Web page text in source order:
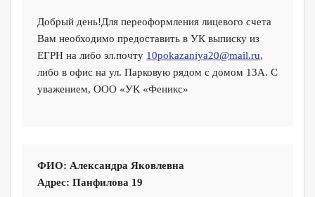
Добрый день!Для переоформления лицевого счета
Вам необходимо предоставить в УК выписку из
ЕГРН на либо эл.почту 10pokazaniya20@mail.ru,
либо в офис на ул. Парковую рядом с домом 13А. С
уважением, ООО «УК «Феникс»
ФИО: Александра Яковлевна
Адрес: Панфилова 19